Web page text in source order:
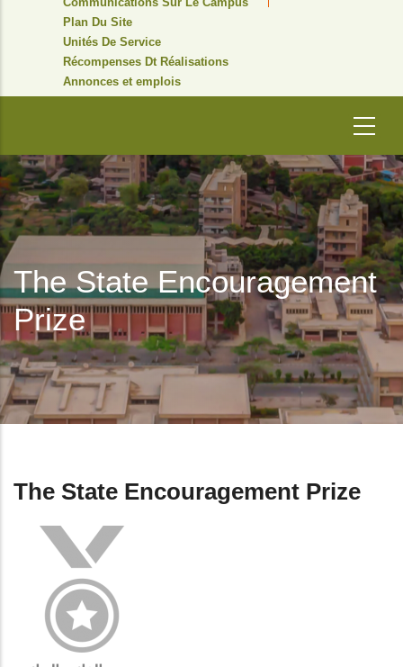
Communications Sur Le Campus
Plan Du Site
Unités De Service
Récompenses Dt Réalisations
Annonces et emplois
The State Encouragement
Prize
The State Encouragement Prize